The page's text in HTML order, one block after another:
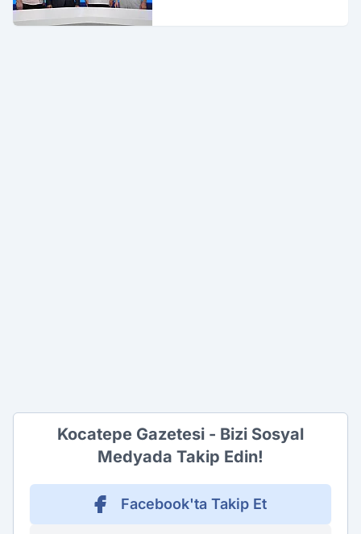
Kocatepe Gazetesi - Bizi Sosyal
Medyada Takip Edin!
Facebook'ta Takip Et